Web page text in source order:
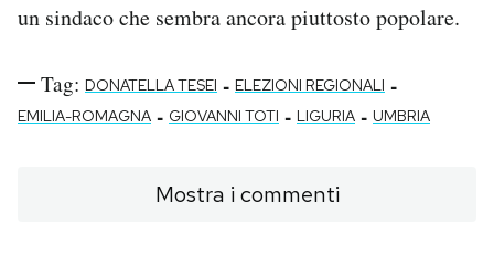
un sindaco che sembra ancora piuttosto popolare.
Tag: DONATELLA TESEI - ELEZIONI REGIONALI -
EMILIA-ROMAGNA - GIOVANNI TOTI - LIGURIA - UMBRIA
Mostra i commenti